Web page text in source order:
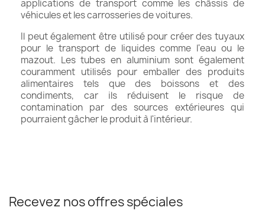
applications de transport comme les châssis de
véhicules et les carrosseries de voitures.
Il peut également être utilisé pour créer des tuyaux
pour le transport de liquides comme l'eau ou le
mazout. Les tubes en aluminium sont également
couramment utilisés pour emballer des produits
alimentaires tels que des boissons et des
condiments, car ils réduisent le risque de
contamination par des sources extérieures qui
pourraient gâcher le produit à l'intérieur.
Recevez nos offres spéciales